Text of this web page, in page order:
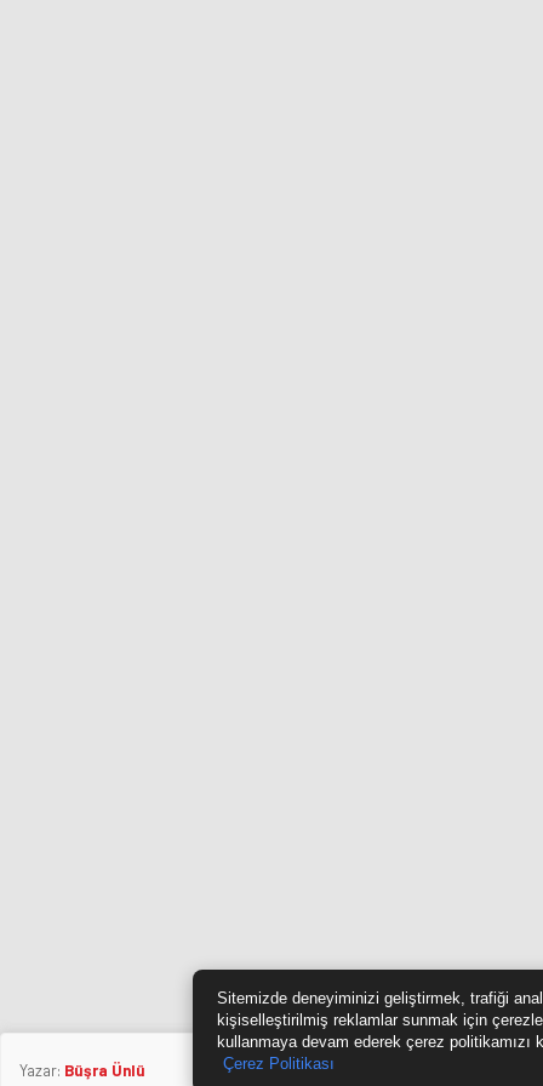
Yazar: Büşra Ünlü
Sitemizde deneyiminizi geliştirmek, trafiği
kişiselleştirilmiş reklamlar sunmak için
kullanmaya devam ederek çerez politikamızı
Çerez Politikası